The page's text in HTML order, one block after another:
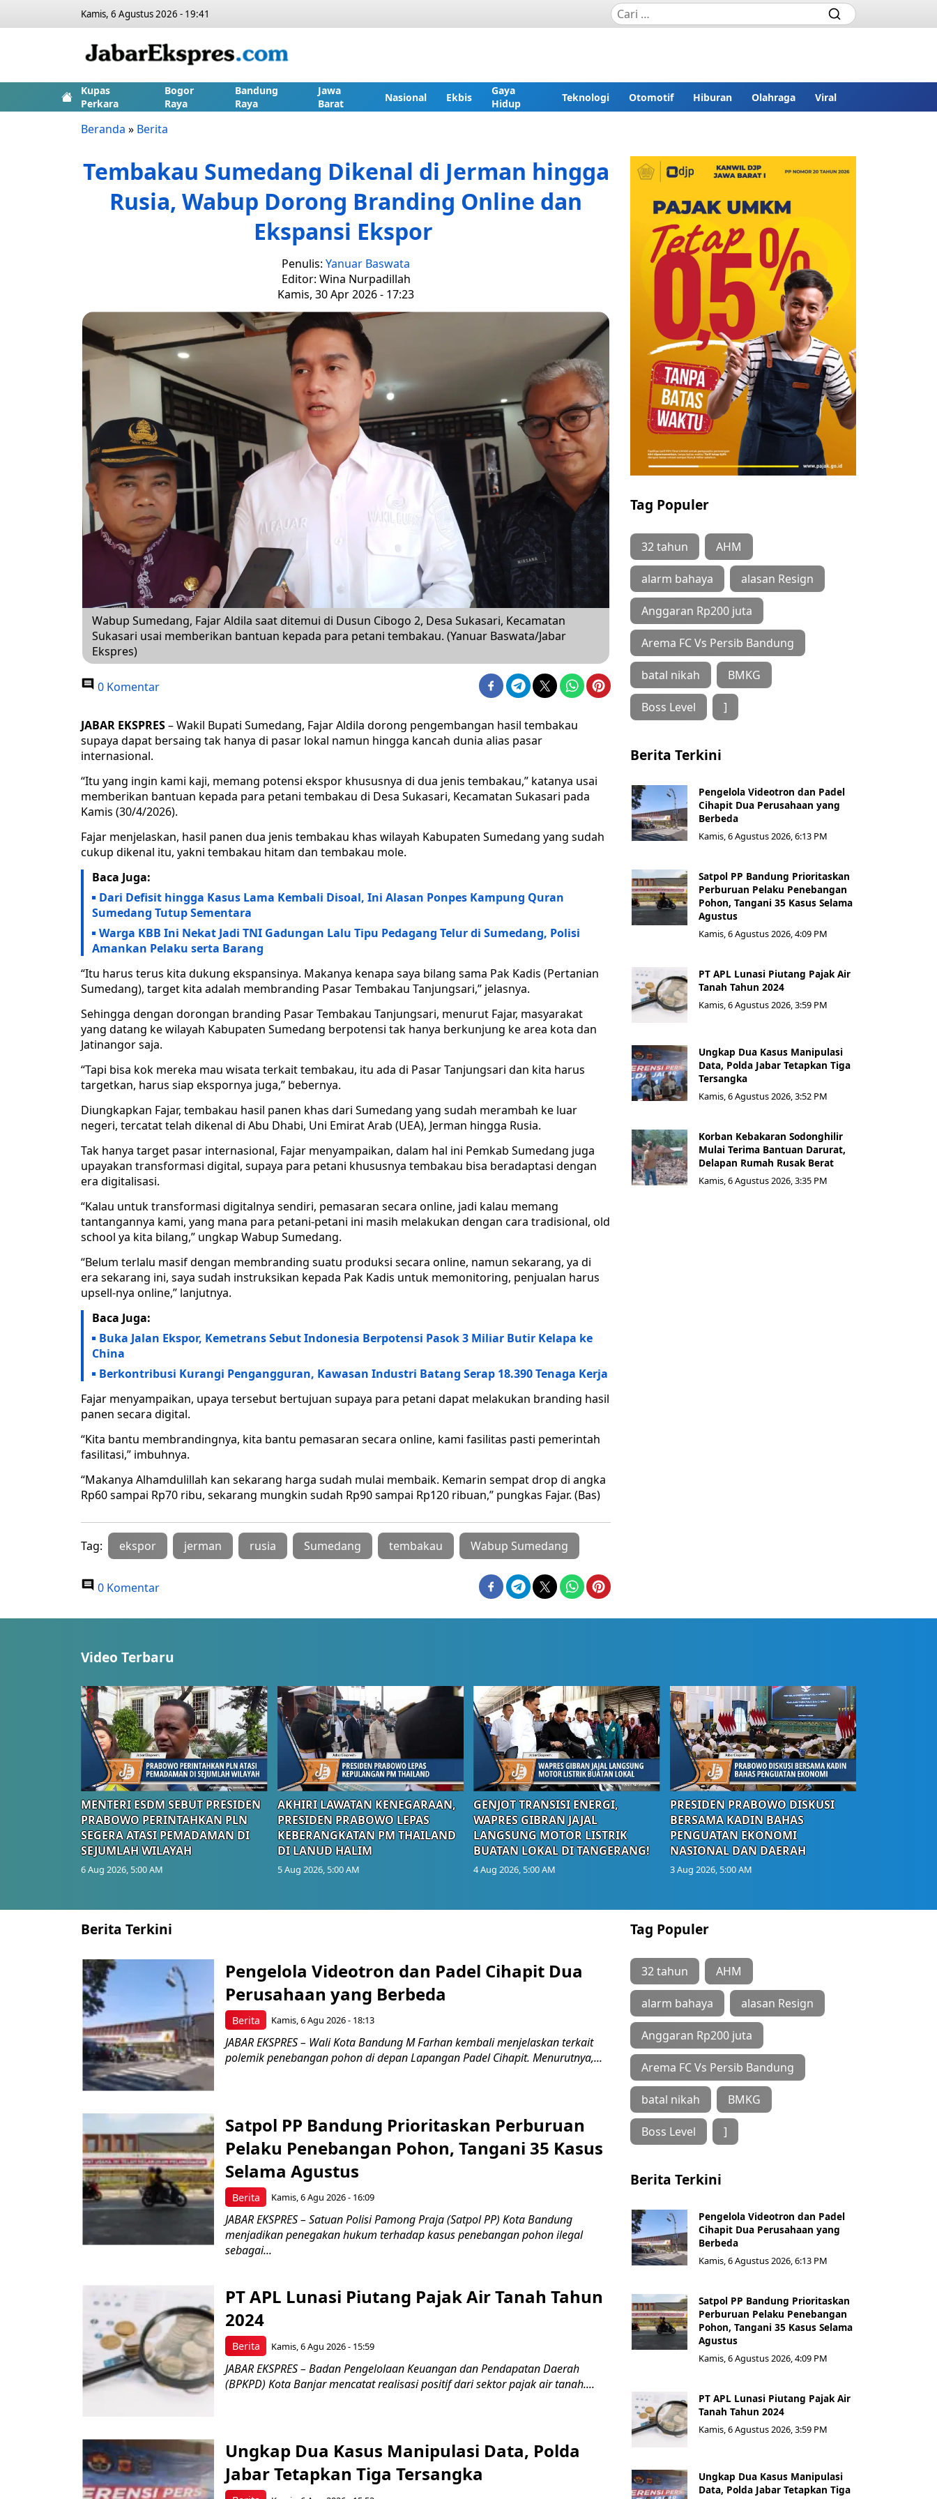
Kamis, 6 Agustus 2026 - 19:41
Kupas
Perkara
Bogor
Raya
Bandung
Raya
Jawa
Barat
Nasional Ekbis
Gaya
Hidup
Teknologi Otomotif Hiburan Olahraga Viral
Beranda » Berita
Tembakau Sumedang Dikenal di Jerman hingga
Rusia, Wabup Dorong Branding Online dan
Ekspansi Ekspor
Penulis: Yanuar Baswata
Editor: Wina Nurpadillah
Kamis, 30 Apr 2026 - 17:23
Wabup Sumedang, Fajar Aldila saat ditemui di Dusun Cibogo 2, Desa Sukasari, Kecamatan
Sukasari usai memberikan bantuan kepada para petani tembakau. (Yanuar Baswata/Jabar
Ekspres)
0 Komentar
JABAR EKSPRES– Wakil Bupati Sumedang, Fajar Aldila dorong pengembangan hasil tembakau
supaya dapat bersaing tak hanya di pasar lokal namun hingga kancah dunia alias pasar
internasional.
“Itu yang ingin kami kaji, memang potensi ekspor khususnya di dua jenis tembakau,” katanya usai
memberikan bantuan kepada para petani tembakau di Desa Sukasari, Kecamatan Sukasari pada
Kamis (30/4/2026).
Fajar menjelaskan, hasil panen dua jenis tembakau khas wilayah Kabupaten Sumedang yang sudah
cukup dikenal itu, yakni tembakau hitam dan tembakau mole.
Baca Juga:
Dari Defisit hingga Kasus Lama Kembali Disoal, Ini Alasan Ponpes Kampung Quran
Sumedang Tutup Sementara
Warga KBB Ini Nekat Jadi TNI Gadungan Lalu Tipu Pedagang Telur di Sumedang, Polisi
Amankan Pelaku serta Barang
“Itu harus terus kita dukung ekspansinya. Makanya kenapa saya bilang sama Pak Kadis (Pertanian
Sumedang), target kita adalah membranding Pasar Tembakau Tanjungsari,” jelasnya.
Sehingga dengan dorongan branding Pasar Tembakau Tanjungsari, menurut Fajar, masyarakat
yang datang ke wilayah Kabupaten Sumedang berpotensi tak hanya berkunjung ke area kota dan
Jatinangor saja.
“Tapi bisa kok mereka mau wisata terkait tembakau, itu ada di Pasar Tanjungsari dan kita harus
targetkan, harus siap ekspornya juga,” bebernya.
Diungkapkan Fajar, tembakau hasil panen khas dari Sumedang yang sudah merambah ke luar
negeri, tercatat telah dikenal di Abu Dhabi, Uni Emirat Arab (UEA), Jerman hingga Rusia.
Tak hanya target pasar internasional, Fajar menyampaikan, dalam hal ini Pemkab Sumedang juga
upayakan transformasi digital, supaya para petani khususnya tembakau bisa beradaptasi dengan
era digitalisasi.
“Kalau untuk transformasi digitalnya sendiri, pemasaran secara online, jadi kalau memang
tantangannya kami, yang mana para petani-petani ini masih melakukan dengan cara tradisional, old
school ya kita bilang,” ungkap Wabup Sumedang.
“Belum terlalu masif dengan membranding suatu produksi secara online, namun sekarang, ya di
era sekarang ini, saya sudah instruksikan kepada Pak Kadis untuk memonitoring, penjualan harus
upsell-nya online,” lanjutnya.
Baca Juga:
Buka Jalan Ekspor, Kemetrans Sebut Indonesia Berpotensi Pasok 3 Miliar Butir Kelapa ke
China
Berkontribusi Kurangi Pengangguran, Kawasan Industri Batang Serap 18.390 Tenaga Kerja
Fajar menyampaikan, upaya tersebut bertujuan supaya para petani dapat melakukan branding hasil
panen secara digital.
“Kita bantu membrandingnya, kita bantu pemasaran secara online, kami fasilitas pasti pemerintah
fasilitasi,” imbuhnya.
“Makanya Alhamdulillah kan sekarang harga sudah mulai membaik. Kemarin sempat drop di angka
Rp60 sampai Rp70 ribu, sekarang mungkin sudah Rp90 sampai Rp120 ribuan,” pungkas Fajar. (Bas)
Tag: ekspor jerman rusia Sumedang tembakau Wabup Sumedang
0 Komentar
Tag Populer
32 tahun AHM
alarm bahaya alasan Resign
Anggaran Rp200 juta
Arema FC Vs Persib Bandung
batal nikah BMKG
Boss Level ]
Berita Terkini
Pengelola Videotron dan Padel
Cihapit Dua Perusahaan yang
Berbeda
Kamis, 6 Agustus 2026, 6:13 PM
Satpol PP Bandung Prioritaskan
Perburuan Pelaku Penebangan
Pohon, Tangani 35 Kasus Selama
Agustus
Kamis, 6 Agustus 2026, 4:09 PM
PT APL Lunasi Piutang Pajak Air
Tanah Tahun 2024
Kamis, 6 Agustus 2026, 3:59 PM
Ungkap Dua Kasus Manipulasi
Data, Polda Jabar Tetapkan Tiga
Tersangka
Kamis, 6 Agustus 2026, 3:52 PM
Korban Kebakaran Sodonghilir
Mulai Terima Bantuan Darurat,
Delapan Rumah Rusak Berat
Kamis, 6 Agustus 2026, 3:35 PM
Video Terbaru
MENTERI ESDM SEBUT PRESIDEN
PRABOWO PERINTAHKAN PLN
SEGERA ATASI PEMADAMAN DI
SEJUMLAH WILAYAH
6 Aug 2026, 5:00 AM
AKHIRI LAWATAN KENEGARAAN,
PRESIDEN PRABOWO LEPAS
KEBERANGKATAN PM THAILAND
DI LANUD HALIM
5 Aug 2026, 5:00 AM
GENJOT TRANSISI ENERGI,
WAPRES GIBRAN JAJAL
LANGSUNG MOTOR LISTRIK
BUATAN LOKAL DI TANGERANG!
4 Aug 2026, 5:00 AM
PRESIDEN PRABOWO DISKUSI
BERSAMA KADIN BAHAS
PENGUATAN EKONOMI
NASIONAL DAN DAERAH
3 Aug 2026, 5:00 AM
Berita Terkini
Berita
Pengelola Videotron dan Padel Cihapit Dua
Perusahaan yang Berbeda
Kamis, 6 Agu 2026 - 18:13
JABAR EKSPRES – Wali Kota Bandung M Farhan kembali menjelaskan terkait
polemik penebangan pohon di depan Lapangan Padel Cihapit. Menurutnya,...
Berita
Satpol PP Bandung Prioritaskan Perburuan
Pelaku Penebangan Pohon, Tangani 35 Kasus
Selama Agustus
Kamis, 6 Agu 2026 - 16:09
JABAR EKSPRES – Satuan Polisi Pamong Praja (Satpol PP) Kota Bandung
menjadikan penegakan hukum terhadap kasus penebangan pohon ilegal
sebagai...
Berita
PT APL Lunasi Piutang Pajak Air Tanah Tahun
2024
Kamis, 6 Agu 2026 - 15:59
JABAR EKSPRES – Badan Pengelolaan Keuangan dan Pendapatan Daerah
(BPKPD) Kota Banjar mencatat realisasi positif dari sektor pajak air tanah....
Ungkap Dua Kasus Manipulasi Data, Polda
Jabar Tetapkan Tiga Tersangka
Tag Populer
32 tahun AHM
alarm bahaya alasan Resign
Anggaran Rp200 juta
Arema FC Vs Persib Bandung
batal nikah BMKG
Boss Level ]
Berita Terkini
Pengelola Videotron dan Padel
Cihapit Dua Perusahaan yang
Berbeda
Kamis, 6 Agustus 2026, 6:13 PM
Satpol PP Bandung Prioritaskan
Perburuan Pelaku Penebangan
Pohon, Tangani 35 Kasus Selama
Agustus
Kamis, 6 Agustus 2026, 4:09 PM
PT APL Lunasi Piutang Pajak Air
Tanah Tahun 2024
Kamis, 6 Agustus 2026, 3:59 PM
Ungkap Dua Kasus Manipulasi
Data, Polda Jabar Tetapkan Tiga